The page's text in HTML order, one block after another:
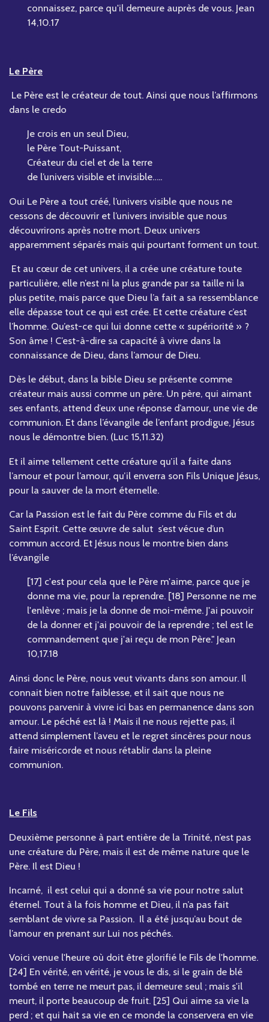
connaissez, parce qu'il demeure auprès de vous. Jean
14,10.17
Le Père
Le Père est le créateur de tout. Ainsi que nous l’affirmons
dans le credo
Je crois en un seul Dieu,
le Père Tout-Puissant,
Créateur du ciel et de la terre
de l’univers visible et invisible…..
Oui Le Père a tout créé, l’univers visible que nous ne
cessons de découvrir et l’univers invisible que nous
découvrirons après notre mort. Deux univers
apparemment séparés mais qui pourtant forment un tout.
Et au cœur de cet univers, il a crée une créature toute
particulière, elle n’est ni la plus grande par sa taille ni la
plus petite, mais parce que Dieu l’a fait a sa ressemblance
elle dépasse tout ce qui est crée. Et cette créature c’est
l’homme. Qu’est-ce qui lui donne cette « supériorité » ?
Son âme ! C’est-à-dire sa capacité à vivre dans la
connaissance de Dieu, dans l’amour de Dieu.
Dès le début, dans la bible Dieu se présente comme
créateur mais aussi comme un père. Un père, qui aimant
ses enfants, attend d’eux une réponse d’amour, une vie de
communion. Et dans l’évangile de l’enfant prodigue, Jésus
nous le démontre bien. (Luc 15,11.32)
Et il aime tellement cette créature qu’il a faite dans
l’amour et pour l’amour, qu’il enverra son Fils Unique Jésus,
pour la sauver de la mort éternelle.
Car la Passion est le fait du Père comme du Fils et du
Saint Esprit. Cette œuvre de salut s’est vécue d’un
commun accord. Et Jésus nous le montre bien dans
l’évangile
[17] c'est pour cela que le Père m'aime, parce que je
donne ma vie, pour la reprendre. [18] Personne ne me
l'enlève ; mais je la donne de moi-même. J'ai pouvoir
de la donner et j'ai pouvoir de la reprendre ; tel est le
commandement que j'ai reçu de mon Père." Jean
10,17.18
Ainsi donc le Père, nous veut vivants dans son amour. Il
connait bien notre faiblesse, et il sait que nous ne
pouvons parvenir à vivre ici bas en permanence dans son
amour. Le péché est là ! Mais il ne nous rejette pas, il
attend simplement l’aveu et le regret sincères pour nous
faire miséricorde et nous rétablir dans la pleine
communion.
Le Fils
Deuxième personne à part entière de la Trinité, n’est pas
une créature du Père, mais il est de même nature que le
Père. Il est Dieu !
Incarné, il est celui qui a donné sa vie pour notre salut
éternel. Tout à la fois homme et Dieu, il n’a pas fait
semblant de vivre sa Passion. Il a été jusqu’au bout de
l’amour en prenant sur Lui nos péchés.
Voici venue l'heure où doit être glorifié le Fils de l'homme.
[24] En vérité, en vérité, je vous le dis, si le grain de blé
tombé en terre ne meurt pas, il demeure seul ; mais s'il
meurt, il porte beaucoup de fruit. [25] Qui aime sa vie la
perd ; et qui hait sa vie en ce monde la conservera en vie